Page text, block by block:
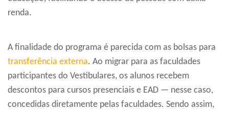
renda.
A finalidade do programa é parecida com as bolsas para
transferência externa. Ao migrar para as faculdades
participantes do Vestibulares, os alunos recebem
descontos para cursos presenciais e EAD — nesse caso,
concedidas diretamente pelas faculdades. Sendo assim,